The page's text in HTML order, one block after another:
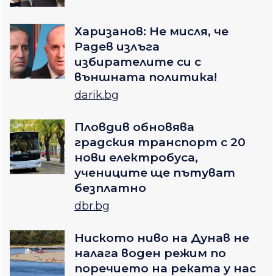
Харизанов: Не мисля, че
Радев излъга
избирателите си с
външната политика!
darik.bg
Пловдив обновява
градския транспорт с 20
нови електробуса,
учениците ще пътуват
безплатно
dbr.bg
Ниското ниво на Дунав не
налага воден режим по
поречието на реката у нас